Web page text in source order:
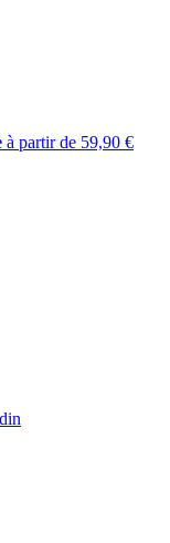
à partir de 59,90 €